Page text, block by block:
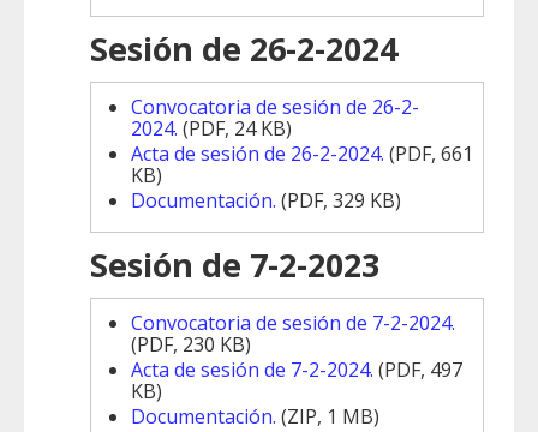
Sesión de 26-2-2024
Convocatoria de sesión de 26-2-
2024. (PDF, 24 KB)
Acta de sesión de 26-2-2024. (PDF, 661
KB)
Documentación. (PDF, 329 KB)
Sesión de 7-2-2023
Convocatoria de sesión de 7-2-2024.
(PDF, 230 KB)
Acta de sesión de 7-2-2024. (PDF, 497
KB)
Documentación. (ZIP, 1 MB)